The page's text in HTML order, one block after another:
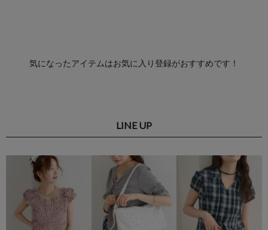
気になったアイテムはお気に入り登録がおすすめです！
LINE UP